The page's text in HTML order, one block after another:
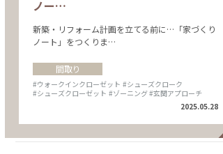
ノー…
新築・リフォーム計画を立てる前に…「家づくり
ノート」をつくりま…
間取り
#ウォークインクローゼット #シューズクローク
#シューズクローゼット #ゾーニング#玄関アプローチ
2025.05.28